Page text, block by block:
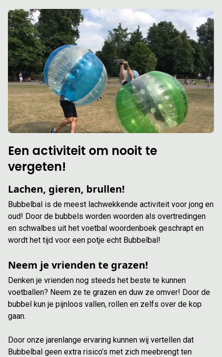
Een activiteit om nooit te
vergeten!
Lachen, gieren, brullen!
Bubbelbal is de meest lachwekkende activiteit voor jong en
oud! Door de bubbels worden woorden als overtredingen
en schwalbes uit het voetbal woordenboek geschrapt en
wordt het tijd voor een potje echt Bubbelbal!
Neem je vrienden te grazen!
Denken je vrienden nog steeds het beste te kunnen
voetballen? Neem ze te grazen en duw ze omver! Door de
bubbel kun je pijnloos vallen, rollen en zelfs over de kop
gaan.
Door onze jarenlange ervaring kunnen wij vertellen dat
Bubbelbal geen extra risico’s met zich meebrengt ten